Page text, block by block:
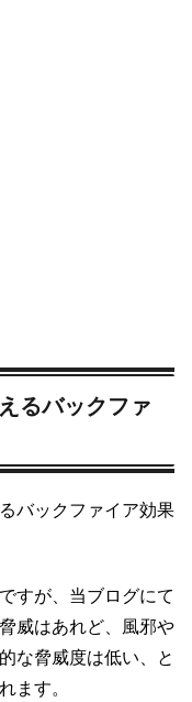
るバックファ
バックファイア効果
すが、当ブログにて
威はあれど、風邪や
な脅威度は低い、と
ます。